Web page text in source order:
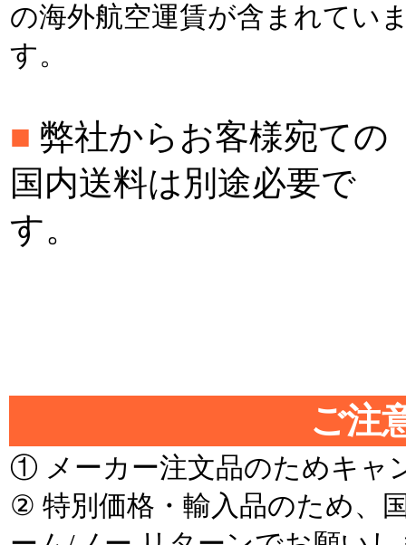
の海外航空運賃が含まれてい
す。
■ 弊社からお客様宛ての
国内送料は別途必要で
す。
ご注
① メーカー注文品のためキャ
② 特別価格・輸入品のため、